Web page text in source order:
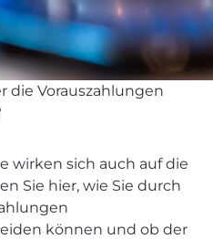
die Vorauszahlungen
wirken sich auch auf die
Sie hier, wie Sie durch
können und ob der